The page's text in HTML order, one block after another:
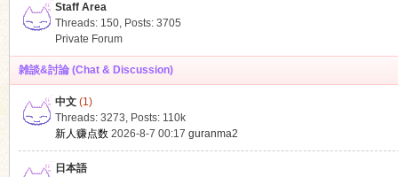
Staff Area
Threads: 150, Posts: 3705
Private Forum
雑談&討論 (Chat & Discussion)
中文(1)
Threads: 3273, Posts: 110k
新人赚点数 2026-8-7 00:17 guranma2
日本語